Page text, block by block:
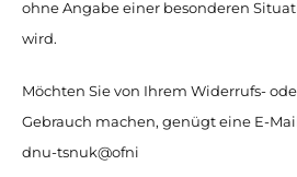
ohne Angabe einer besonderen
wird.
Möchten Sie von Ihrem Widerrufs-
Gebrauch machen, genügt eine E-
dnu-tsnuk@ofni